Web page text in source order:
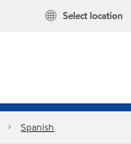
Select location
Spanish